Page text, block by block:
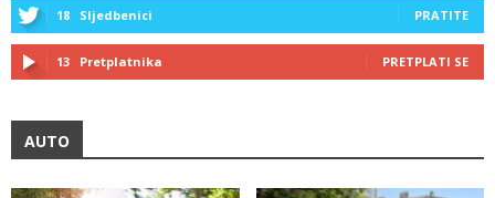
18 Sljedbenici PRATITE
13 Pretplatnika PRETPLATI SE
AUTO